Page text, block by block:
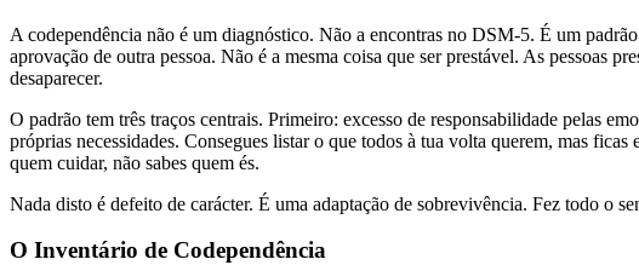
A codependência não é um diagnóstico. Não a encontras no DSM-5. É um
aprovação de outra pessoa. Não é a mesma coisa que ser prestável. As pessoas
desaparecer.
O padrão tem três traços centrais. Primeiro: excesso de responsabilidade pelas
próprias necessidades. Consegues listar o que todos à tua volta querem, mas
quem cuidar, não sabes quem és.
Nada disto é defeito de carácter. É uma adaptação de sobrevivência. Fez todo o
O Inventário de Codependência